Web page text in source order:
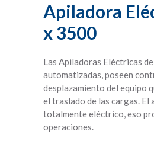
Apiladora
x 3500
Las Apiladoras Eléctricas
automatizadas, poseen
desplazamiento del equipo
el traslado de las cargas. El
totalmente eléctrico, eso
operaciones.